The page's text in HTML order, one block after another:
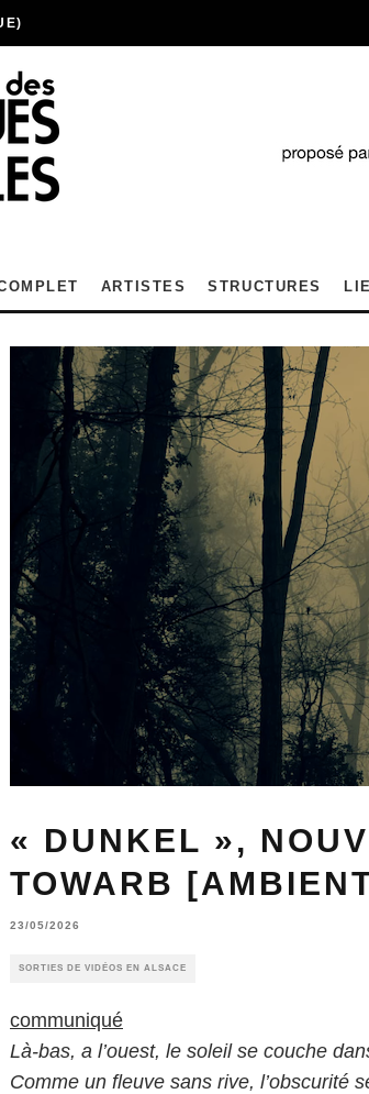
ARTISTES STRUCTURES
« DUNKEL »,
TOWARB
23/05/2026
SORTIES DE VIDÉOS EN ALSACE
communiqué
Là-bas, a l’ouest, le soleil se couche
Comme un fleuve sans rive, l’obscurité